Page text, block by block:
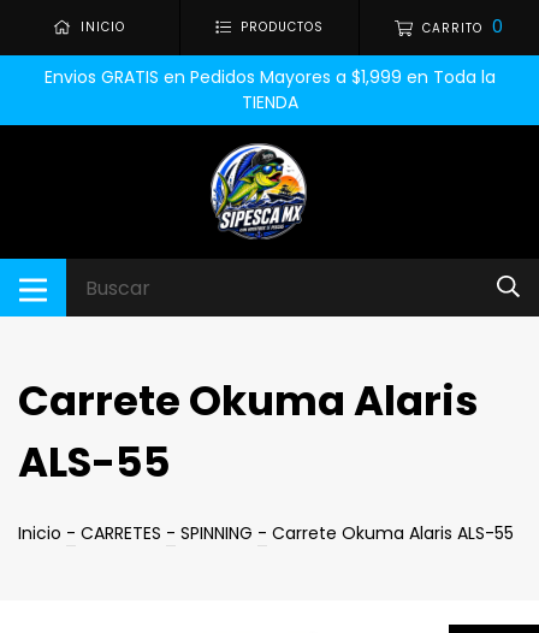
INICIO PRODUCTOS CARRITO 0
Envios GRATIS en Pedidos Mayores a $1,999 en Toda la
TIENDA
Carrete Okuma Alaris
ALS-55
Inicio - CARRETES - SPINNING - Carrete Okuma Alaris ALS-55